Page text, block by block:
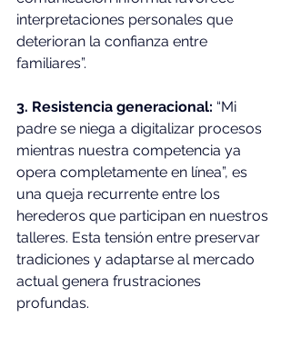
interpretaciones personales que
deterioran la confianza entre
familiares”.
3. Resistencia generacional: “Mi
padre se niega a digitalizar procesos
mientras nuestra competencia ya
opera completamente en línea”, es
una queja recurrente entre los
herederos que participan en nuestros
talleres. Esta tensión entre preservar
tradiciones y adaptarse al mercado
actual genera frustraciones
profundas.